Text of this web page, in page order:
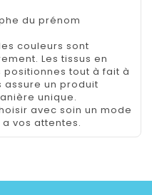
du prénom
couleurs sont
Les tissus en
tout à fait à
assure un produit
unique.
avec soin un mode
vos attentes.